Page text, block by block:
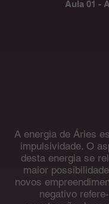
Aula 01 -
A energia de Áries
impulsividade. O
desta energia se
maior
novos
negativo